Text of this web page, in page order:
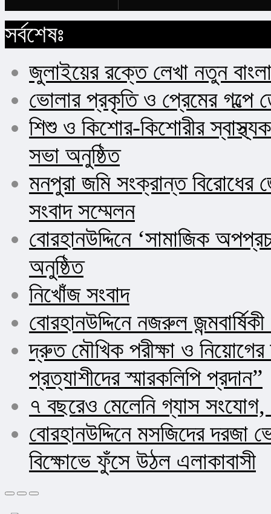
সর্বশেষঃ
জুলাইয়ের রক্তে লেখা নতুন
ভোলার প্রকৃতি ও প্রেমের গল্পে
শিশু ও কিশোর-কিশোরীর
সভা অনুষ্ঠিত
মনপুরা জমি সংক্রান্ত বিরোধের
সংবাদ সম্মেলন
বোরহানউদ্দিনে ‘সামাজিক
অনুষ্ঠিত
নিখোঁজ সংবাদ
বোরহানউদ্দিনে নজরুল
দ্রুত মৌখিক পরীক্ষা ও
প্রত্যাশীদের স্মারকলিপি প্রদান”
৭ বছরেও মেলেনি গ্যাস
বোরহানউদ্দিনে মসজিদের দরজা
বিক্ষোভে ফুঁসে উঠল এলাকাবাসী